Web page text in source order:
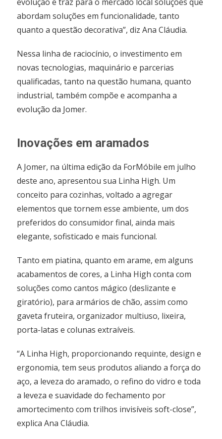
abordam soluções em funcionalidade, tanto
quanto a questão decorativa”, diz Ana Cláudia.
Nessa linha de raciocínio, o investimento em
novas tecnologias, maquinário e parcerias
qualificadas, tanto na questão humana, quanto
industrial, também compõe e acompanha a
evolução da Jomer.
Inovações em aramados
A Jomer, na última edição da ForMóbile em julho
deste ano, apresentou sua Linha High. Um
conceito para cozinhas, voltado a agregar
elementos que tornem esse ambiente, um dos
preferidos do consumidor final, ainda mais
elegante, sofisticado e mais funcional.
Tanto em piatina, quanto em arame, em alguns
acabamentos de cores, a Linha High conta com
soluções como cantos mágico (deslizante e
giratório), para armários de chão, assim como
gaveta fruteira, organizador multiuso, lixeira,
porta-latas e colunas extraíveis.
“A Linha High, proporcionando requinte, design e
ergonomia, tem seus produtos aliando a força do
aço, a leveza do aramado, o refino do vidro e toda
a leveza e suavidade do fechamento por
amortecimento com trilhos invisíveis soft-close”,
explica Ana Cláudia.